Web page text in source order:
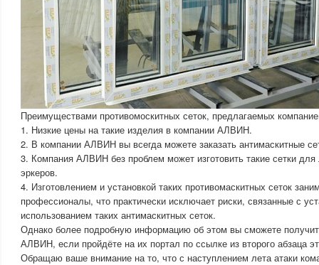
Преимуществами противомоскитных сеток, предлагаемых
1. Низкие цены на такие изделия в компании АЛВИН.
2. В компании АЛВИН вы всегда можете заказать антимаскитные
3. Компания АЛВИН без проблем может изготовить такие сетки
эркеров.
4. Изготовлением и установкой таких противомаскитных сеток
профессионалы, что практически исключает риски, связанные с
использованием таких антимаскитных сеток.
Однако более подробную информацию об этом вы сможете
АЛВИН, если пройдёте на их портал по ссылке из второго абзаца
Обращаю ваше внимание на то, что с наступлением лета атаки